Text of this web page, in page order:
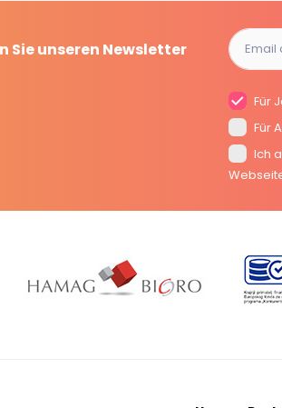
Sie unseren Newsletter
Für
Für
Ich